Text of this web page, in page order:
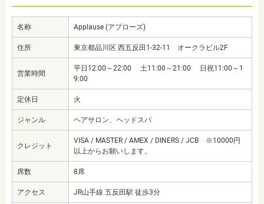
名称 Applause (アプローズ)
住所 東京都品川区 西五反田1-32-11 オークラビル2F
営業時間
平日12:00～22:00 土11:00～21:00 日祝11:00～1
9:00
定休日 火
ジャンル ヘアサロン、ヘッドスパ
クレジット
VISA / MASTER / AMEX / DINERS / JCB ※10000円
以上からお願いします。
席数 8席
アクセス JR山手線 五反田駅 徒歩3分